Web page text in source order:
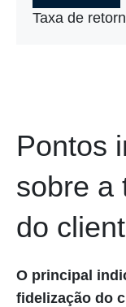
Taxa de
Pontos
sobre a
do
O principal
fidelização do